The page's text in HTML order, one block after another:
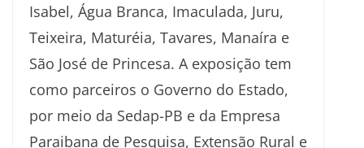
Isabel, Água Branca, Imaculada, Juru,
Teixeira, Maturéia, Tavares, Manaíra e
São José de Princesa. A exposição tem
como parceiros o Governo do Estado,
por meio da Sedap-PB e da Empresa
Paraibana de Pesquisa, Extensão Rural e